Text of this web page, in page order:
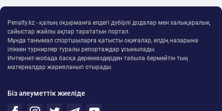
Penalty.kz - қалың оқырманға елдегі дүбірлі додалар мен халықаралық
сайыстар жайлы ақпар тарататын портал.
Мұнда танымал спортшыларға қатысты оқиғалар, елдің назарына
іліккен турнирлер туралы репортаждар ұсынылады.
Интернет-жобада басқа дереккөздерден табыла бермейтін тың
материалдар жарияланып отырады.
Біз әлеуметтік жиеліде